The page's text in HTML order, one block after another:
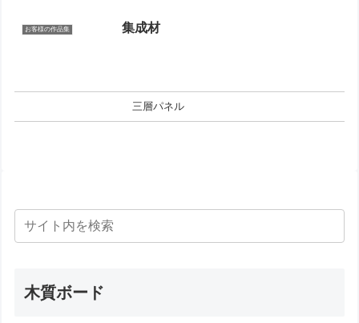
お客様の作品集 集成材
三層パネル
木質ボード